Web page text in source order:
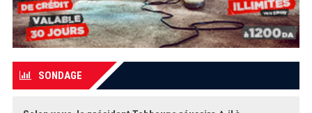
SONDAGE